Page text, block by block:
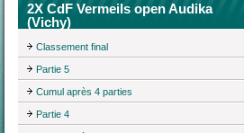
2X CdF Vermeils open Audika
(Vichy)
Classement final
Partie 5
Cumul après 4 parties
Partie 4